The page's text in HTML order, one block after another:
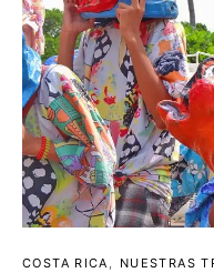
COSTA RICA NUESTRAS